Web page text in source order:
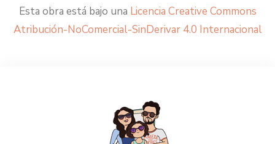
Esta obra está bajo una Licencia Creative Commons
Atribución-NoComercial-SinDerivar 4.0 Internacional